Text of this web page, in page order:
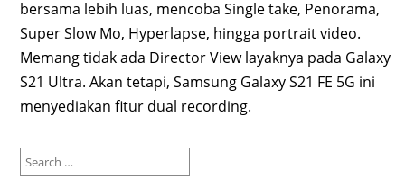
bersama lebih luas, mencoba Single take, Penorama,
Super Slow Mo, Hyperlapse, hingga portrait video.
Memang tidak ada Director View layaknya pada Galaxy
S21 Ultra. Akan tetapi, Samsung Galaxy S21 FE 5G ini
menyediakan fitur dual recording.
for: